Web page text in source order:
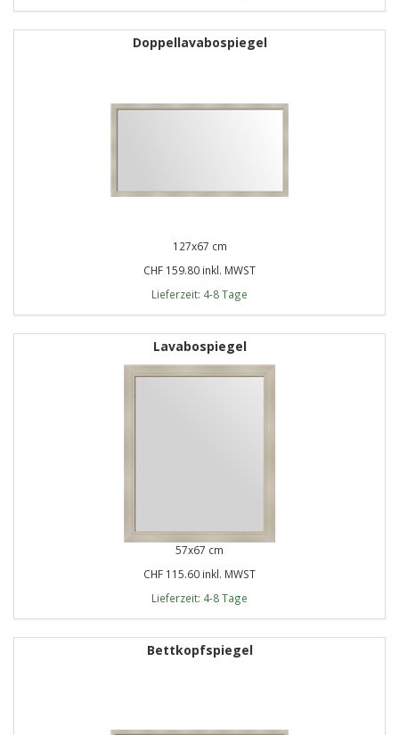
Doppellavabospiegel
127x67 cm
CHF 159.80 inkl. MWST
Lieferzeit: 4-8 Tage
Lavabospiegel
57x67 cm
CHF 115.60 inkl. MWST
Lieferzeit: 4-8 Tage
Bettkopfspiegel